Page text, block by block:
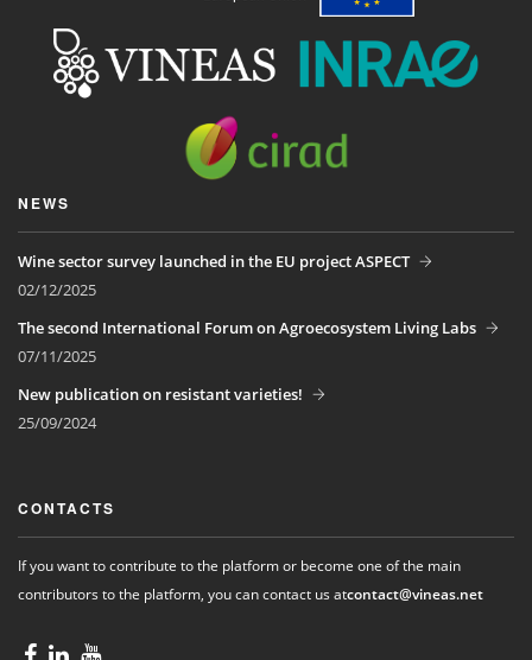
NEWS
Wine sector survey launched in the EU project ASPECT
02/12/2025
The second International Forum on Agroecosystem Living Labs
07/11/2025
New publication on resistant varieties!
25/09/2024
CONTACTS
If you want to contribute to the platform or become one of the main
contributors to the platform, you can contact us atcontact@vineas.net